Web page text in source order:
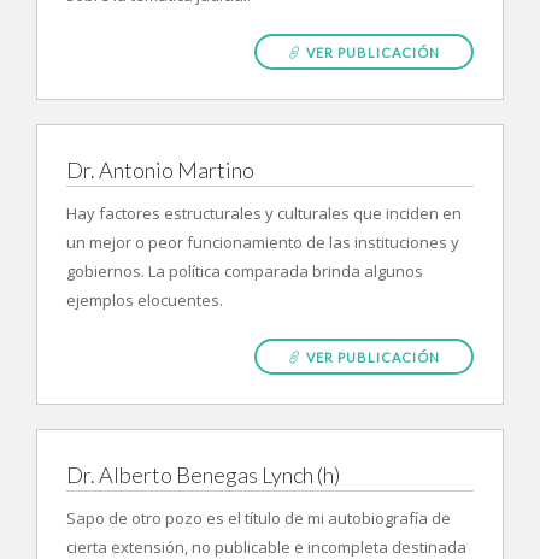
VER PUBLICACIÓN
Dr. Antonio Martino
Hay factores estructurales y culturales que inciden en
un mejor o peor funcionamiento de las instituciones y
gobiernos. La política comparada brinda algunos
ejemplos elocuentes.
VER PUBLICACIÓN
Dr. Alberto Benegas Lynch (h)
Sapo de otro pozo es el título de mi autobiografía de
cierta extensión, no publicable e incompleta destinada